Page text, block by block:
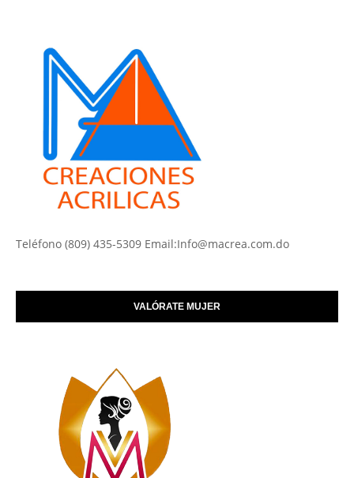
Teléfono (809) 435-5309 Email:Info@macrea.com.do
VALÓRATE MUJER